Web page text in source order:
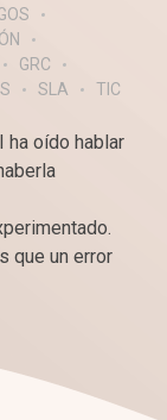
GRC
SLA TIC
ha oído hablar
que un error